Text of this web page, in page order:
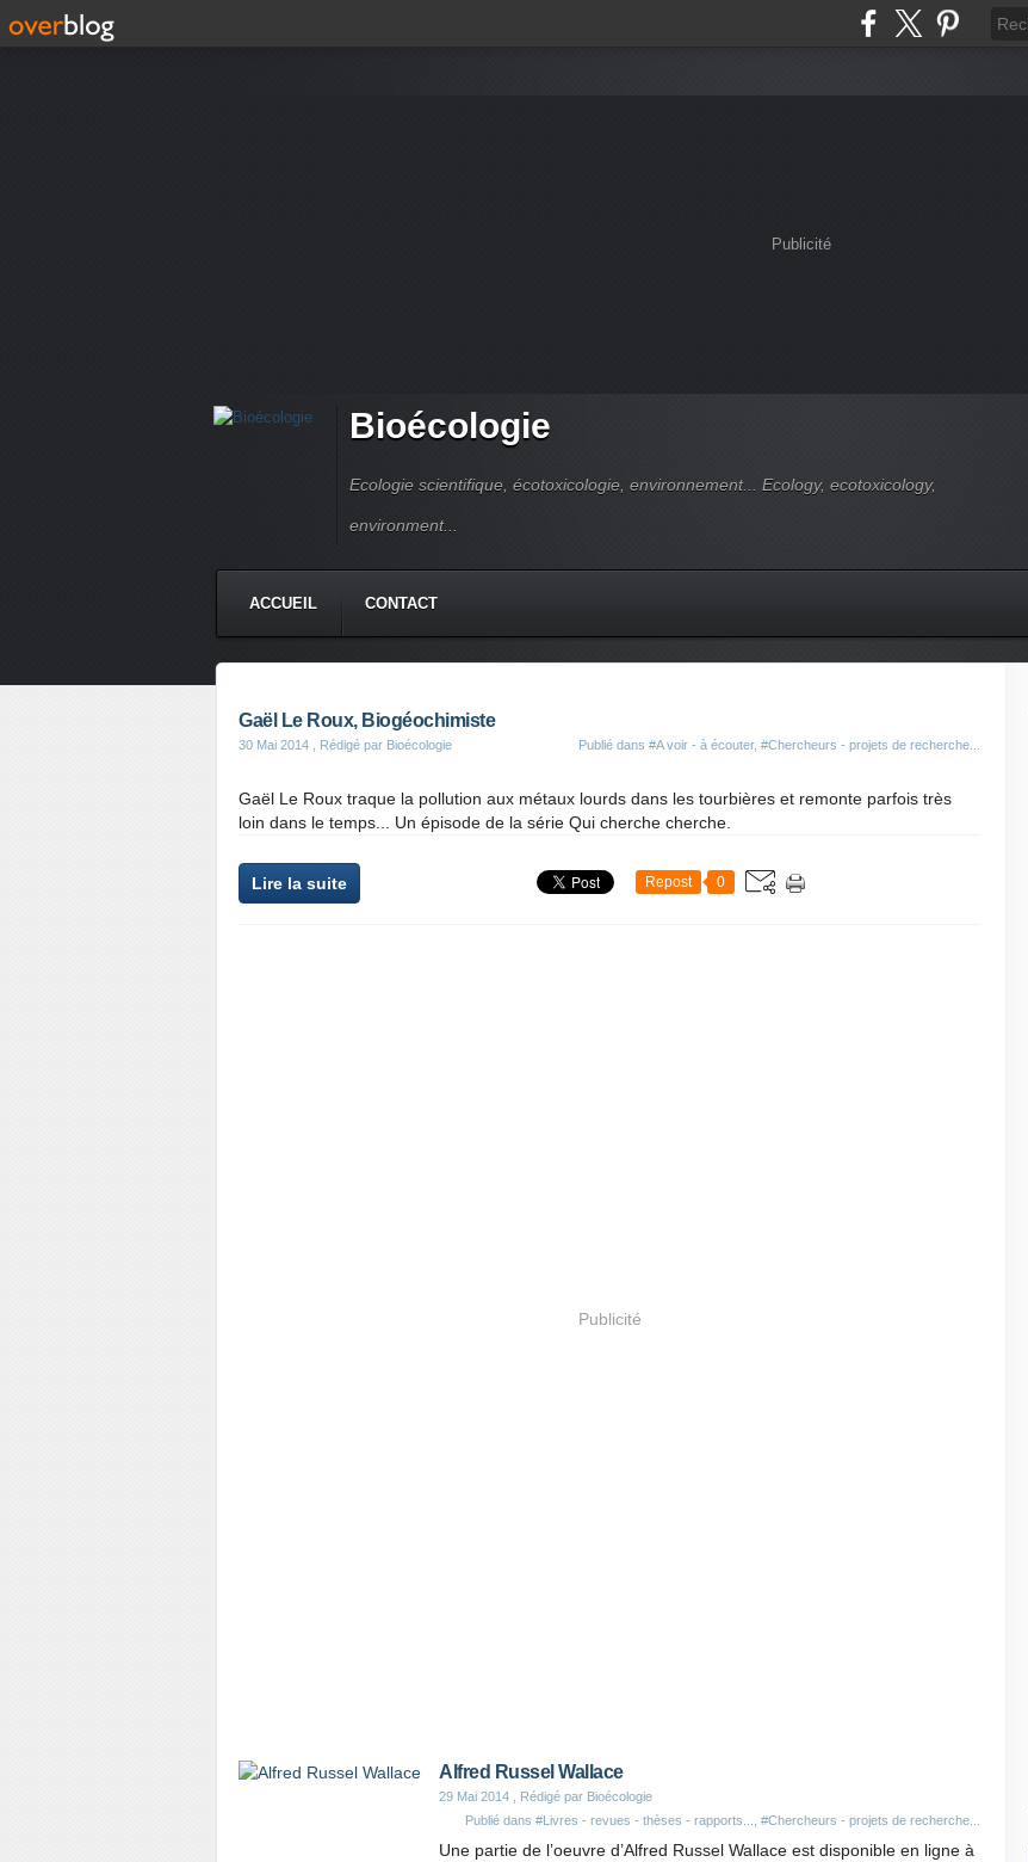
Publicité
Bioécologie
Ecologie scientifique, écotoxicologie, environnement... Ecology, ecotoxicology,
environment...
ACCUEIL CONTACT
Gaël Le Roux, Biogéochimiste
30 Mai 2014 , Rédigé par Bioécologie Publié dans #A voir - à écouter, #Chercheurs - projets de recherche...
Gaël Le Roux traque la pollution aux métaux lourds dans les tourbières et remonte parfois très
loin dans le temps... Un épisode de la série Qui cherche cherche.
Lire la suite Repost 0
Publicité
Alfred Russel Wallace
29 Mai 2014 , Rédigé par Bioécologie
Publié dans #Livres - revues - thèses - rapports... #Chercheurs - projets de recherche...
Une partie de l’oeuvre d’Alfred Russel Wallace est disponible en ligne à